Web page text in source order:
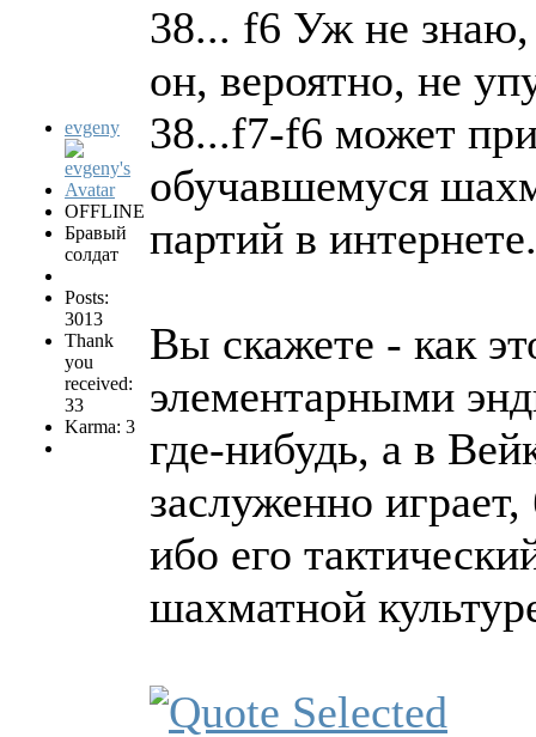
evgeny
OFFLINE
Бравый
солдат
Posts:
3013
Thank
you
received:
33
Karma: 3
38... f6 Уж не знаю,
он, вероятно, не
38...f7-f6 может
обучавшемуся
партий в
Вы скажете - как
элементарными
где-нибудь, а в
заслуженно
ибо его
шахматной